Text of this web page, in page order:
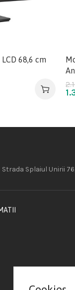
68,6 cm
Strada Splaiul Unirii